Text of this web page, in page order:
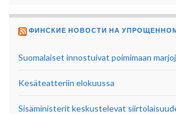
ФИНСКИЕ НОВОСТИ НА
Suomalaiset innostuivat poimimaan
Kesäteatteriin elokuussa
Sisäministerit keskustelevat